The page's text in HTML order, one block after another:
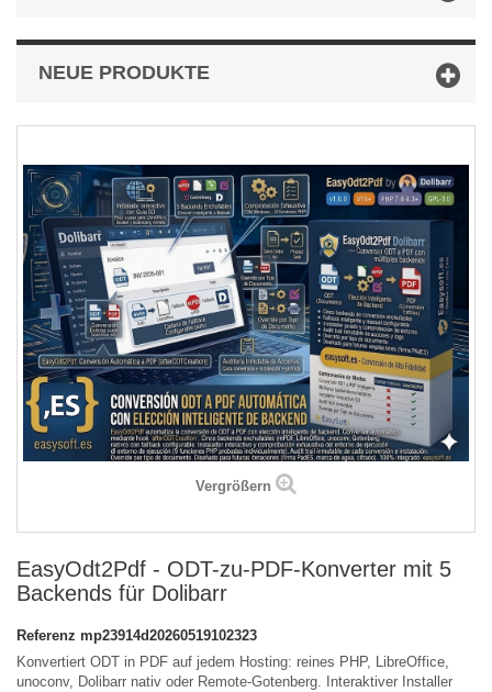
NEUE PRODUKTE
Vergrößern
EasyOdt2Pdf - ODT-zu-PDF-Konverter mit 5
Backends für Dolibarr
Referenz mp23914d20260519102323
Konvertiert ODT in PDF auf jedem Hosting: reines PHP, LibreOffice,
unoconv, Dolibarr nativ oder Remote-Gotenberg. Interaktiver Installer